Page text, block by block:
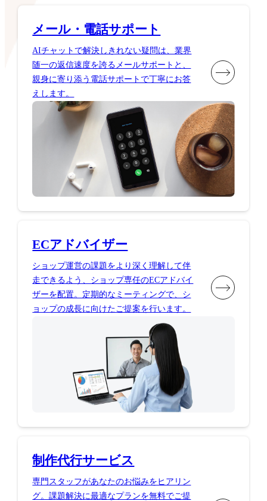
メール・電話サポート
AIチャットで解決しきれない疑問は、業界
随一の返信速度を誇るメールサポートと、
親身に寄り添う電話サポートで丁寧にお答
えします。
ECアドバイザー
ショップ運営の課題をより深く理解して伴
走できるよう、ショップ専任のECアドバイ
ザーを配置。定期的なミーティングで、シ
ョップの成長に向けたご提案を行います。
制作代行サービス
専門スタッフがあなたのお悩みをヒアリン
グ。課題解決に最適なプランを無料でご提